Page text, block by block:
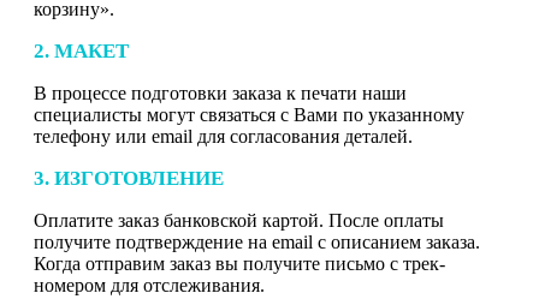
корзину».
2. МАКЕТ
В процессе подготовки заказа к печати наши
специалисты могут связаться с Вами по указанному
телефону или email для согласования деталей.
3. ИЗГОТОВЛЕНИЕ
Оплатите заказ банковской картой. После оплаты
получите подтверждение на email с описанием заказа.
Когда отправим заказ вы получите письмо с трек-
номером для отслеживания.